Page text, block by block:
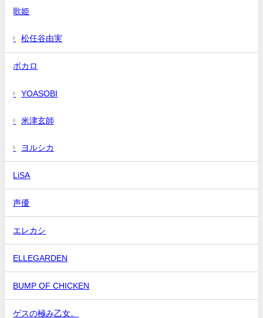
歌姫
松任谷由実
ボカロ
YOASOBI
米津玄師
ヨルシカ
LiSA
声優
エレカシ
ELLEGARDEN
BUMP OF CHICKEN
ゲスの極み乙女。